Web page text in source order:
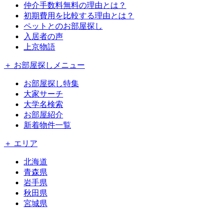
仲介手数料無料の理由とは？
初期費用を比較する理由とは？
ペットとのお部屋探し
入居者の声
上京物語
＋ お部屋探しメニュー
お部屋探し特集
大家サーチ
大学名検索
お部屋紹介
新着物件一覧
＋ エリア
北海道
青森県
岩手県
秋田県
宮城県